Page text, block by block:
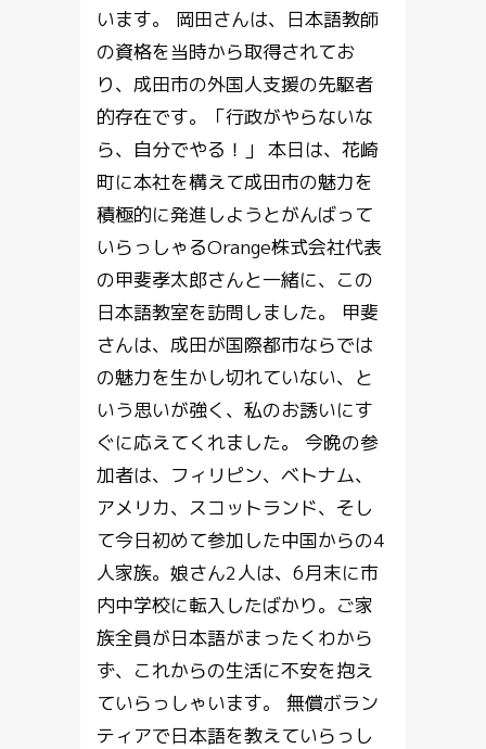
います。 岡田さんは、日本語教師
の資格を当時から取得されてお
り、成田市の外国人支援の先駆者
的存在です。「行政がやらないな
ら、自分でやる！」 本日は、花崎
町に本社を構えて成田市の魅力を
積極的に発進しようとがんばって
いらっしゃるOrange株式会社代表
の甲斐孝太郎さんと一緒に、この
日本語教室を訪問しました。 甲斐
さんは、成田が国際都市ならでは
の魅力を生かし切れていない、と
いう思いが強く、私のお誘いにす
ぐに応えてくれました。 今晩の参
加者は、フィリピン、ベトナム、
アメリカ、スコットランド、そし
て今日初めて参加した中国からの4
人家族。娘さん2人は、6月末に市
内中学校に転入したばかり。ご家
族全員が日本語がまったくわから
ず、これからの生活に不安を抱え
ていらっしゃいます。 無償ボラン
ティアで日本語を教えていらっし